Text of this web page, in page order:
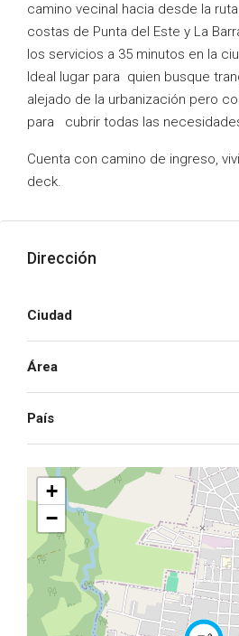
camino vecinal hacia desde la
costas de Punta del Este y La
los servicios a 35 minutos en la
Ideal lugar para quien busque
alejado de la urbanización pero
para cubrir todas las
Cuenta con camino de ingreso,
deck.
Dirección
Ciudad
Área
País
+
−